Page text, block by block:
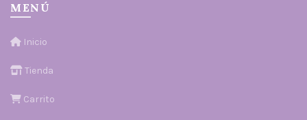
MENÚ
Inicio
Tienda
Carrito